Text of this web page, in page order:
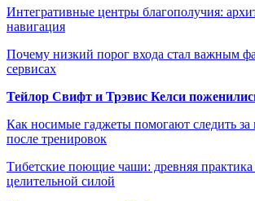
Интегративные центры благополучия:
навигация
Почему низкий порог входа стал важным
сервисах
Тейлор Свифт и Трэвис Келси
Как носимые гаджеты помогают следить за
после тренировок
Тибетские поющие чаши: древняя
целительной силой